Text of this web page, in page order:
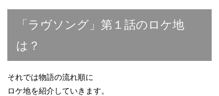
「ラヴソング」第１話のロケ地
は？
それでは物語の流れ順に
ロケ地を紹介していきます。